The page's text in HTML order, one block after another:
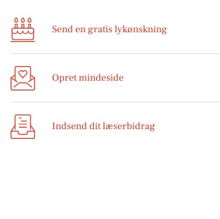
Send en gratis lykønskning
Opret mindeside
Indsend dit læserbidrag